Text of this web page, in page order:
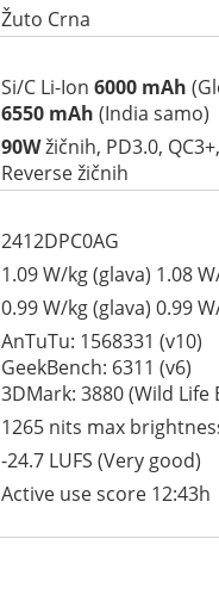
Žuto Crna
Si/C Li-Ion 6000 mAh
6550 mAh (India samo)
90Wžičnih, PD3.0,
Reverse žičnih
2412DPC0AG
1.09 W/kg (glava) 1.08
0.99 W/kg (glava) 0.99
AnTuTu: 1568331 (v10)
GeekBench: 6311 (v6)
3DMark: 3880 (Wild Life
1265 nits max
-24.7 LUFS (Very good)
Active use score 12:43h